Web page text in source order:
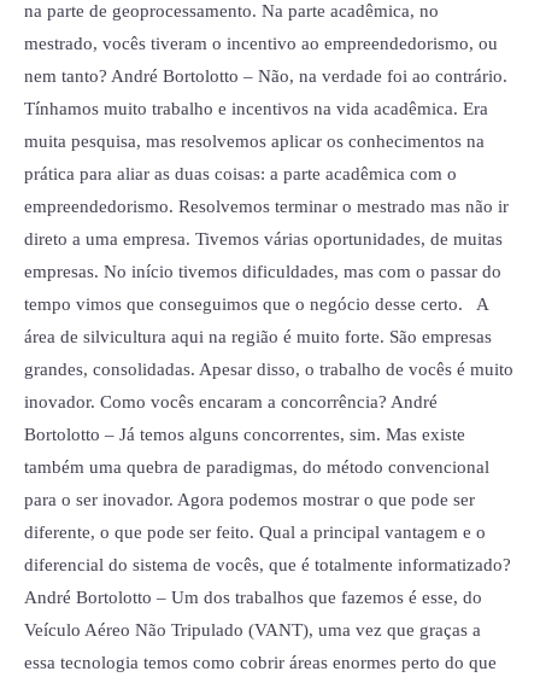
na parte de geoprocessamento. Na parte acadêmica, no
mestrado, vocês tiveram o incentivo ao empreendedorismo, ou
nem tanto? André Bortolotto – Não, na verdade foi ao contrário.
Tínhamos muito trabalho e incentivos na vida acadêmica. Era
muita pesquisa, mas resolvemos aplicar os conhecimentos na
prática para aliar as duas coisas: a parte acadêmica com o
empreendedorismo. Resolvemos terminar o mestrado mas não ir
direto a uma empresa. Tivemos várias oportunidades, de muitas
empresas. No início tivemos dificuldades, mas com o passar do
tempo vimos que conseguimos que o negócio desse certo. A
área de silvicultura aqui na região é muito forte. São empresas
grandes, consolidadas. Apesar disso, o trabalho de vocês é muito
inovador. Como vocês encaram a concorrência? André
Bortolotto – Já temos alguns concorrentes, sim. Mas existe
também uma quebra de paradigmas, do método convencional
para o ser inovador. Agora podemos mostrar o que pode ser
diferente, o que pode ser feito. Qual a principal vantagem e o
diferencial do sistema de vocês, que é totalmente informatizado?
André Bortolotto – Um dos trabalhos que fazemos é esse, do
Veículo Aéreo Não Tripulado (VANT), uma vez que graças a
essa tecnologia temos como cobrir áreas enormes perto do que